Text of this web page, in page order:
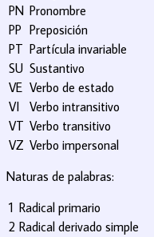
PN Pronombre
PP Preposición
PT Partícula invariable
SU Sustantivo
VE Verbo de estado
VI
Verbo intransitivo
VT Verbo transitivo
VZ Verbo impersonal
Naturas de palabras:
1 Radical primario
2 Radical derivado simple